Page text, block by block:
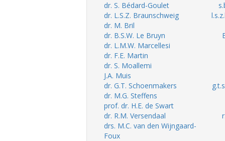
dr. S. Bédard-Goulet
dr. L.S.Z. Braunschweig
dr. M. Bril
dr. B.S.W. Le Bruyn
dr. L.M.W. Marcellesi
dr. F.E. Martin
dr. S. Moallemi
J.A. Muis
dr. G.T. Schoenmakers
dr. M.G. Steffens
prof. dr. H.E. de Swart
dr. R.M. Versendaal
drs. M.C. van den Wijngaard-
Foux